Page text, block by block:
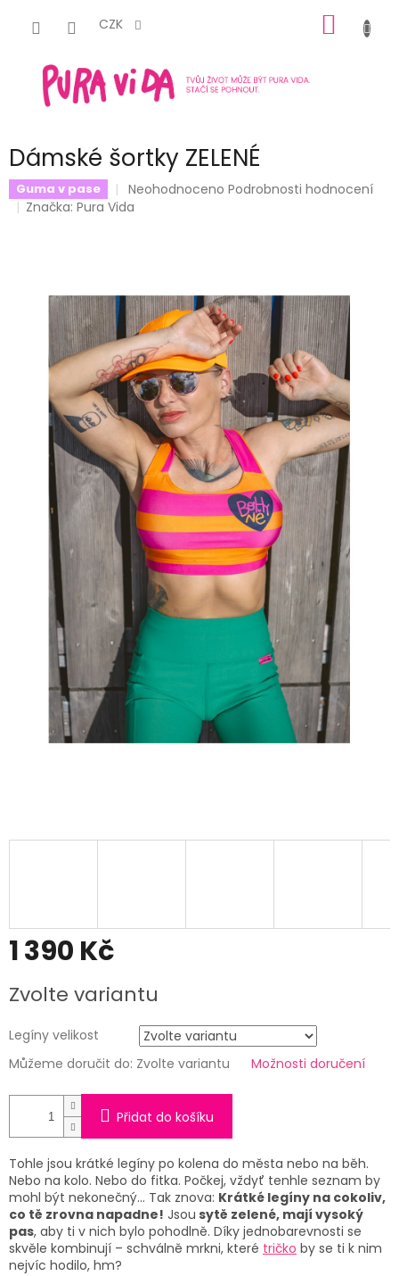
CZK
KOŠÍK
Dámské šortky ZELENÉ
Guma v pase
Průměrné
hodnocení
hvězdiček.
Neohodnoceno Podrobnosti hodnocení
Značka:Pura Vida
1 390 Kč
cena:
Zvolte variantu
Legíny velikost
Můžeme doručit do: Zvolte variantu Možnosti doručení
Přidat do košíku
Tohle jsou krátké legíny po kolena do města nebo na běh.
Nebo na kolo. Nebo do fitka. Počkej, vždyť tenhle seznam by
mohl být nekonečný… Tak znova: Krátké legíny na cokoliv,
co tě zrovna napadne! Jsou sytě zelené, mají vysoký
pas, aby ti v nich bylo pohodlně. Díky jednobarevnosti se
skvěle kombinují – schválně mrkni, které tričko by se ti k nim
nejvíc hodilo, hm?